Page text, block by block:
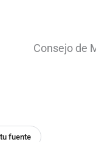
Consejo de
fuente